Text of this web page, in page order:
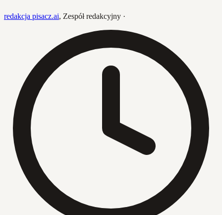
redakcja pisacz.ai, Zespół redakcyjny ·